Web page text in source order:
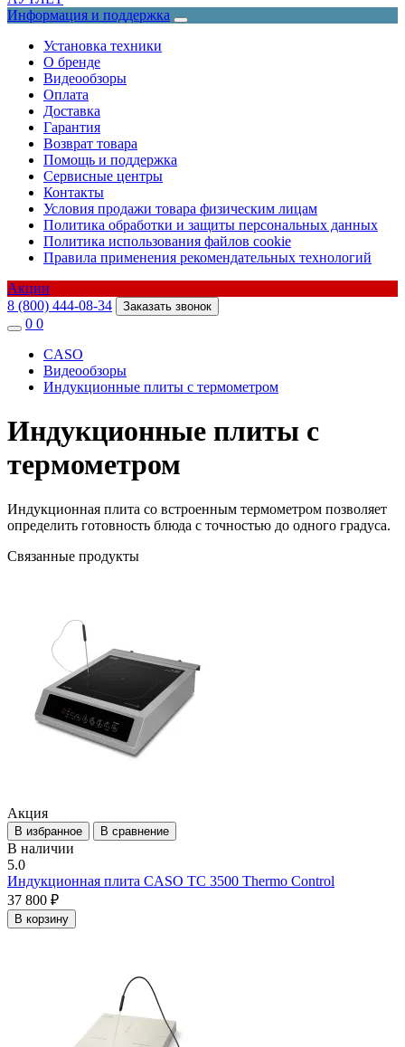
Информация и поддержка
Установка техники
О бренде
Видеообзоры
Оплата
Доставка
Гарантия
Возврат товара
Помощь и поддержка
Сервисные центры
Контакты
Условия продажи товара физическим лицам
Политика обработки и защиты персональных данных
Политика использования файлов cookie
Правила применения рекомендательных технологий
Акции
8 (800) 444-08-34
Заказать звонок
0 0
CASO
Видеообзоры
Индукционные плиты с термометром
Индукционные плиты с
термометром
Индукционная плита со встроенным термометром позволяет
определить готовность блюда с точностью до одного градуса.
Связанные продукты
Акция
В избранное В сравнение
В наличии
5.0
Индукционная плита CASO TC 3500 Thermo Control
37 800 ₽
В корзину